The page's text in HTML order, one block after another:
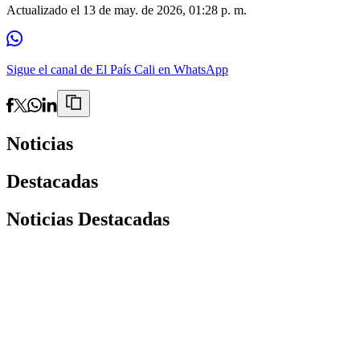
Actualizado el 13 de may. de 2026, 01:28 p. m.
Sigue el canal de El País Cali en WhatsApp
Noticias
Destacadas
Noticias Destacadas